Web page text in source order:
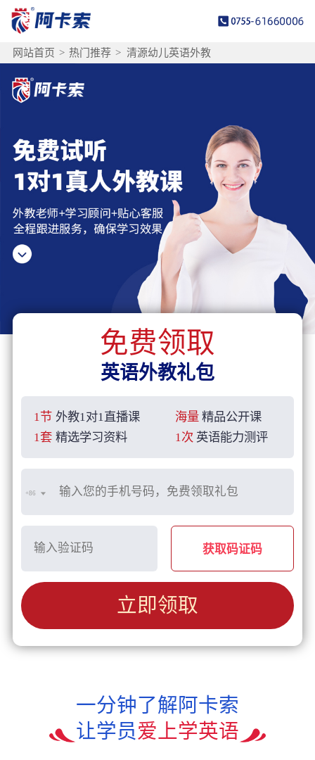
网站首页 > 热门推荐 > 清源幼儿英语外教
免费领取
英语外教礼包
1节 外教1对1直播课 海量 精品公开课
1套 精选学习资料 1次 英语能力测评
+86
获取码证码
立即领取
一分钟了解阿卡索
让学员爱上学英语